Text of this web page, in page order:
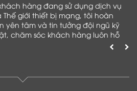
hàng đang sử dụng dịch vụ
Thế giới thiết bị mạng, tôi hoàn
yên tâm và tin tưởng đội ngũ kỹ
chăm sóc khách hàng luôn hỗ